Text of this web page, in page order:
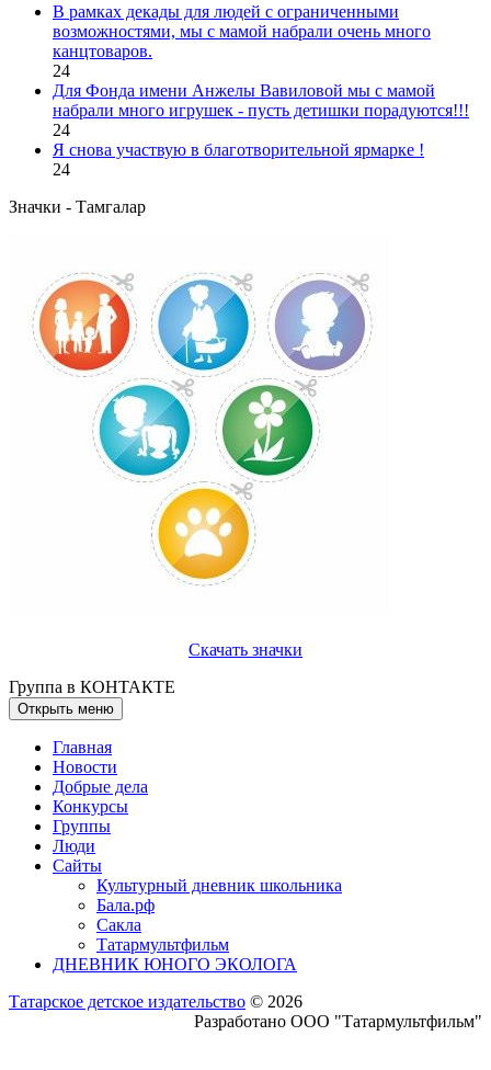
В рамках декады для людей с ограниченными
возможностями, мы с мамой набрали очень много
канцтоваров.
24
Для Фонда имени Анжелы Вавиловой мы с мамой
набрали много игрушек - пусть детишки порадуются!!!
24
Я снова участвую в благотворительной ярмарке !
24
Значки - Тамгалар
Скачать значки
Группа в КОНТАКТЕ
Открыть меню
Главная
Новости
Добрые дела
Конкурсы
Группы
Люди
Сайты
Культурный дневник школьника
Бала.рф
Сакла
Татармультфильм
ДНЕВНИК ЮНОГО ЭКОЛОГА
Татарское детское издательство © 2026
Разработано ООО "Татармультфильм"